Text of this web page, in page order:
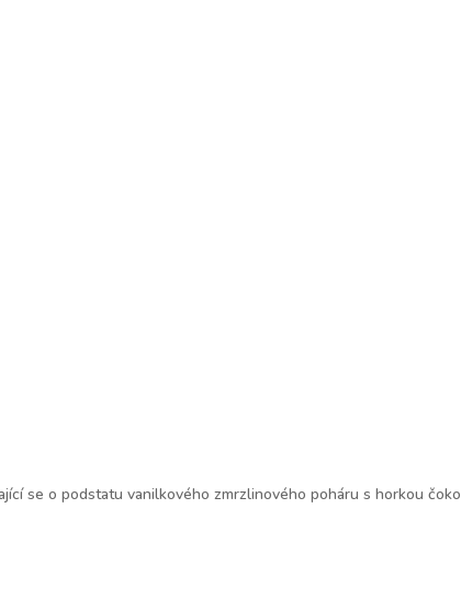
se o podstatu vanilkového zmrzlinového poháru s horkou